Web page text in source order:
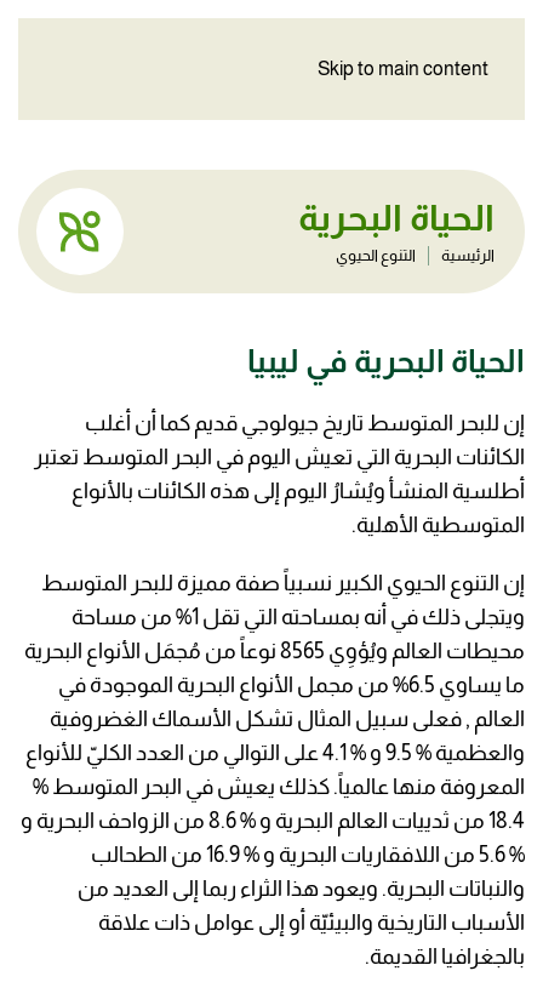
Skip to main content
الحياة البحرية
الرئيسية التنوع الحيوي
الحياة البحرية في ليبيا
إن للبحر المتوسط تاريخ جيولوجي قديم كما أن أغلب
الكائنات البحرية التي تعيش اليوم في البحر المتوسط تعتبر
أطلسية المنشأ ويُشارُ اليوم إلى هذه الكائنات بالأنواع
المتوسطية الأهلية.
إن التنوع الحيوي الكبير نسبياً صفة مميزة للبحر المتوسط
ويتجلى ذلك في أنه بمساحته التي تقل 1% من مساحة
محيطات العالم ويُؤوِي 8565 نوعاً من مُجمَل الأنواع البحرية
ما يساوي 6.5% من مجمل الأنواع البحرية الموجودة في
العالم , فعلى سبيل المثال تشكل الأسماك الغضروفية
والعظمية % 9.5 و % 4.1 على التوالي من العدد الكليّ للأنواع
المعروفة منها عالمياً. كذلك يعيش في البحر المتوسط %
18.4 من ثدييات العالم البحرية و % 8.6 من الزواحف البحرية و
% 5.6 من اللافقاريات البحرية و % 16.9 من الطحالب
والنباتات البحرية. ويعود هذا الثراء ربما إلى العديد من
الأسباب التاريخية والبيئيّة أو إلى عوامل ذات علاقة
بالجغرافيا القديمة.